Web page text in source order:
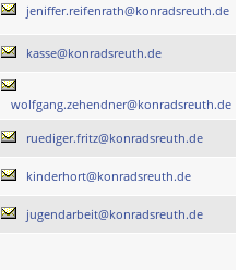
jeniffer.reifenrath@konradsreuth.de
kasse@konradsreuth.de
wolfgang.zehendner@konradsreuth.de
ruediger.fritz@konradsreuth.de
kinderhort@konradsreuth.de
jugendarbeit@konradsreuth.de